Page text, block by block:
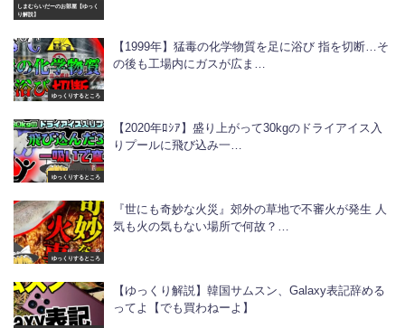
しまむらいだーのお部屋【ゆっく
り解説】
ゆっくりするところ
【1999年】猛毒の化学物質を足に浴び 指を切断…そ
の後も工場内にガスが広ま…
ゆっくりするところ
【2020年ﾛｼｱ】盛り上がって30kgのドライアイス入
りプールに飛び込み一…
ゆっくりするところ
『世にも奇妙な火災』郊外の草地で不審火が発生 人
気も火の気もない場所で何故？…
【ゆっくり解説】韓国サムスン、Galaxy表記辞める
ってよ【でも買わねーよ】